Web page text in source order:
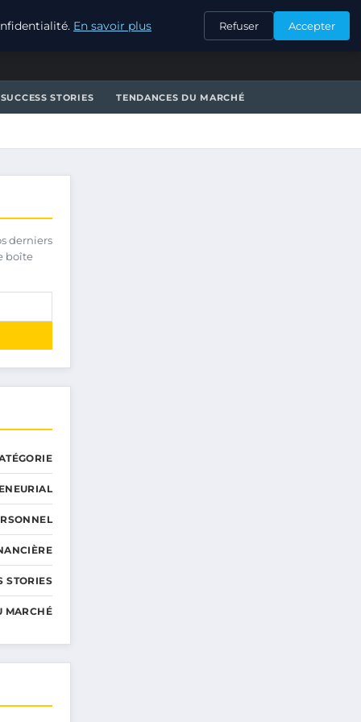
CONTACT
SUCCESS STORIES TENDANCES DU MARCHÉ
derniers
boîte
STORIES
MARCHÉ
En savoir plus Refuser Accepter